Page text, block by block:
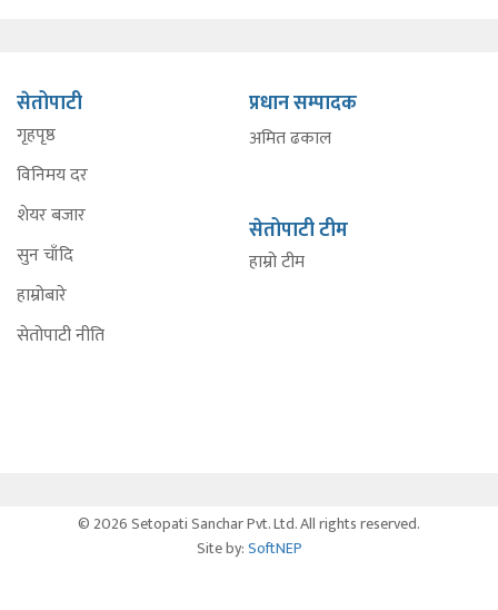
सेतोपाटी
गृहपृष्ठ
विनिमय दर
शेयर बजार
सुन चाँदि
हाम्रोबारे
सेतोपाटी नीति
प्रधान सम्पादक
अमित ढकाल
सेतोपाटी टीम
हाम्रो टीम
© 2026 Setopati Sanchar Pvt. Ltd. All rights reserved.
Site by:SoftNEP